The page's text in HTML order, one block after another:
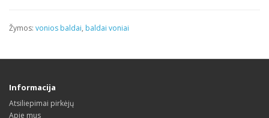
Žymos: vonios baldai, baldai voniai
Informacija
Atsiliepimai pirkėjų
Apie mus